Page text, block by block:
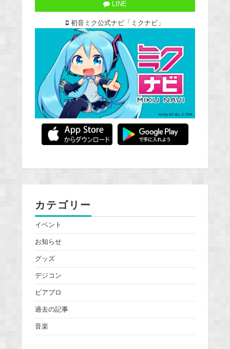
LINE
初音ミク公式ナビ「ミクナビ」
カテゴリー
イベント
お知らせ
グッズ
デジコン
ピアプロ
過去の記事
音楽